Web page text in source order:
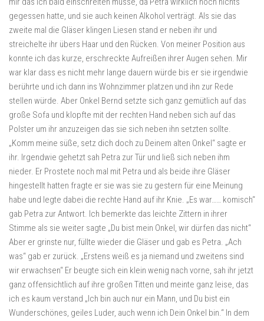
gegessen hatte, und sie auch keinen Alkohol verträgt. Als sie das
zweite mal die Gläser klingen Liesen stand er neben ihr und
streichelte ihr übers Haar und den Rücken. Von meiner Position aus
konnte ich das kurze, erschreckte Aufreißen ihrer Augen sehen. Mir
war klar dass es nicht mehr lange dauern würde bis er sie irgendwie
berührte und ich dann ins Wohnzimmer platzen und ihn zur Rede
stellen würde. Aber Onkel Bernd setzte sich ganz gemütlich auf das
große Sofa und klopfte mit der rechten Hand neben sich auf das
Polster um ihr anzuzeigen das sie sich neben ihn setzten sollte.
„Komm meine süße, setz dich doch zu Deinem alten Onkel“ sagte er
ihr. Irgendwie gehetzt sah Petra zur Tür und ließ sich neben ihm
nieder. Er Prostete noch mal mit Petra und als beide ihre Gläser
hingestellt hatten fragte er sie was sie zu gestern für eine Meinung
habe und legte dabei die rechte Hand auf ihr Knie. „Es war…… komisch“
gab Petra zur Antwort. Ich bemerkte das leichte Zittern in ihrer
Stimme als sie weiter sagte „Du bist mein Onkel, wir dürfen das nicht“
Aber er grinste nur, füllte wieder die Gläser und gab es Petra. „Ach
was“ gab er zurück. „Erstens weiß es ja niemand und zweitens sind
wir erwachsen“ Er beugte sich ein klein wenig nach vorne, sah ihr jetzt
ganz offensichtlich auf ihre großen Titten und meinte ganz leise, das
ich es kaum verstand „Ich bin auch nur ein Mann, und Du bist ein
Wunderschönes, geiles Luder, auch wenn ich Dein Onkel bin.“ In dem